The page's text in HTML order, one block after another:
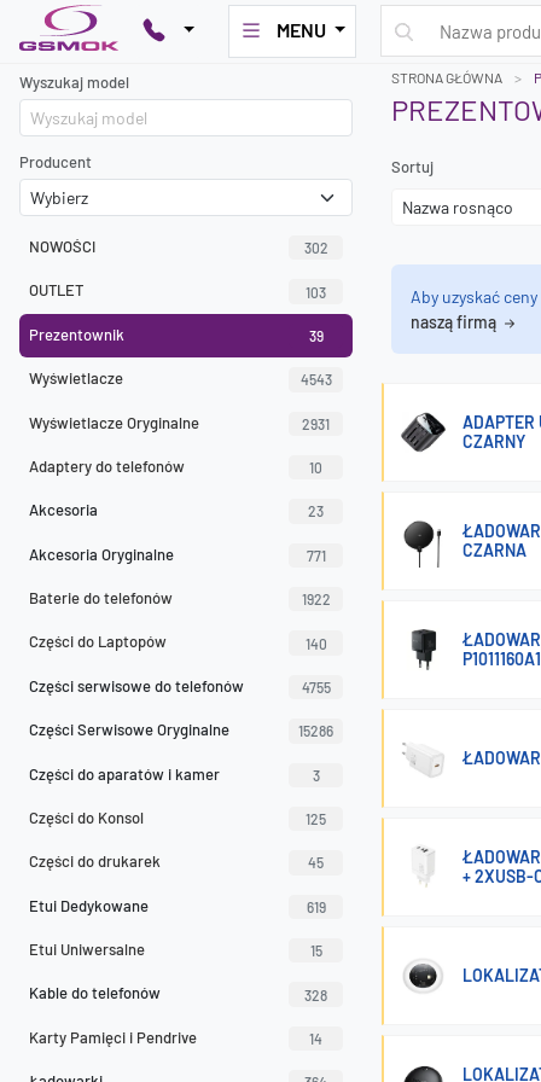
MENU
Wyszukaj model
Producent
NOWOŚCI 302
OUTLET 103
Prezentownik 39
Wyświetlacze 4543
Wyświetlacze Oryginalne 2931
Adaptery do telefonów 10
Akcesoria 23
Akcesoria Oryginalne 771
Baterie do telefonów 1922
Części do Laptopów 140
Części serwisowe do telefonów 4755
Części Serwisowe Oryginalne 15286
Części do aparatów i kamer 3
Części do Konsol 125
Części do drukarek 45
Etui Dedykowane 619
Etui Uniwersalne 15
Kable do telefonów 328
Karty Pamięci i Pendrive 14
STRONA GŁÓWNA
Sortuj
Aby uzyskać
naszą firmą
ADAPTER
CZARNY
CZARNA
+ 2XUSB-